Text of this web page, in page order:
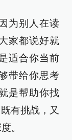
为别人在读
家都说好就
适合你当前
带给你思考
是帮助你找
有挑战，又
。